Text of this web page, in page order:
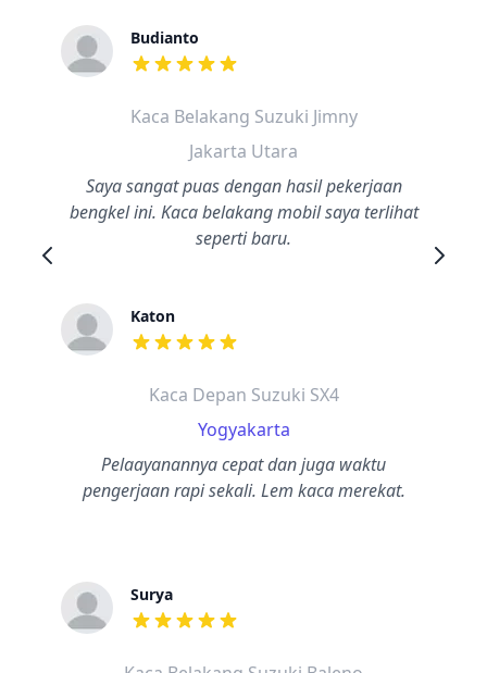
Budianto
dari ulasan adalah bintang lima
Kaca Belakang Suzuki Jimny
Jakarta Utara
Saya sangat puas dengan hasil pekerjaan
bengkel ini. Kaca belakang mobil saya terlihat
seperti baru.
Katon
dari ulasan adalah bintang lima
Kaca Depan Suzuki SX4
Yogyakarta
Pelaayanannya cepat dan juga waktu
pengerjaan rapi sekali. Lem kaca merekat.
Surya
dari ulasan adalah bintang lima